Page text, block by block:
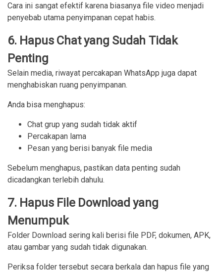
Cara ini sangat efektif karena biasanya file video menjadi
penyebab utama penyimpanan cepat habis.
6. Hapus Chat yang Sudah Tidak
Penting
Selain media, riwayat percakapan WhatsApp juga dapat
menghabiskan ruang penyimpanan.
Anda bisa menghapus:
Chat grup yang sudah tidak aktif
Percakapan lama
Pesan yang berisi banyak file media
Sebelum menghapus, pastikan data penting sudah
dicadangkan terlebih dahulu.
7. Hapus File Download yang
Menumpuk
Folder Download sering kali berisi file PDF, dokumen, APK,
atau gambar yang sudah tidak digunakan.
Periksa folder tersebut secara berkala dan hapus file yang